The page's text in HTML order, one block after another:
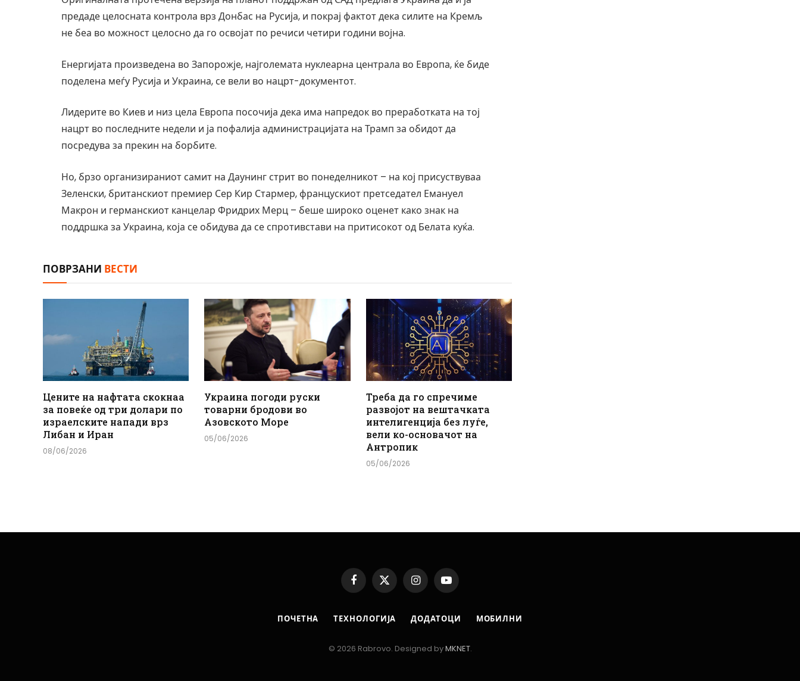
предаде целосната контрола врз Донбас на Русија, и покрај фактот дека силите на Кремљ
не беа во можност целосно да го освојат по речиси четири години војна.
Енергијата произведена во Запорожје, најголемата нуклеарна централа во Европа, ќе биде
поделена меѓу Русија и Украина, се вели во нацрт-документот.
Лидерите во Киев и низ цела Европа посочија дека има напредок во преработката на тој
нацрт во последните недели и ја пофалија администрацијата на Трамп за обидот да
посредува за прекин на борбите.
Но, брзо организираниот самит на Даунинг стрит во понеделникот – на кој присуствуваа
Зеленски, британскиот премиер Сер Кир Стармер, францускиот претседател Емануел
Макрон и германскиот канцелар Фридрих Мерц – беше широко оценет како знак на
поддршка за Украина, која се обидува да се спротивстави на притисокот од Белата куќа.
ПОВРЗАНИ ВЕСТИ
Цените на нафтата скокнаа
за повеќе од три долари по
израелските напади врз
Либан и Иран
08/06/2026
Украина погоди руски
товарни бродови во
Азовското Море
05/06/2026
Треба да го спречиме
развојот на вештачката
интелигенција без луѓе,
вели ко-основачот на
Антропик
05/06/2026
Facebook
X
(Twitter)
InstagramYouTube
ПОЧЕТНА ТЕХНОЛОГИЈА ДОДАТОЦИ МОБИЛНИ
© 2026 Rabrovo. Designed byMKNET.